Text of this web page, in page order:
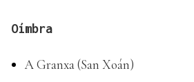
Oímbra
A Granxa (San Xoán)